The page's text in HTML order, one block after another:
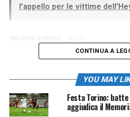
l’appello per le vittime
CONTINUA A
YOU MAY
Festa Torino:
aggiudica il